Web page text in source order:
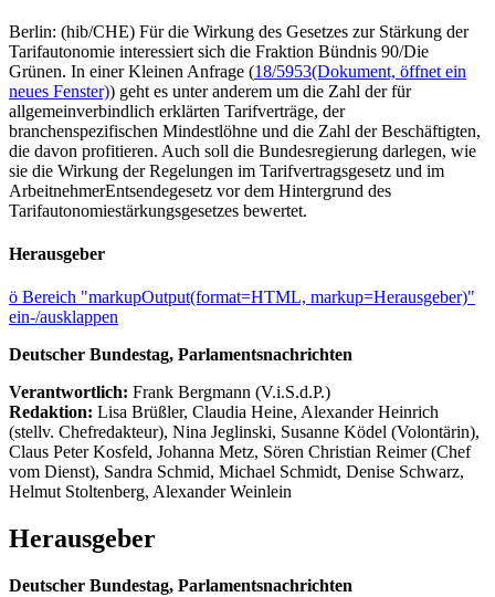
Berlin: (hib/CHE) Für die Wirkung des Gesetzes zur Stärkung der
Tarifautonomie interessiert sich die Fraktion Bündnis 90/Die
Grünen. In einer Kleinen Anfrage (18/5953(Dokument, öffnet ein
neues Fenster)) geht es unter anderem um die Zahl der für
allgemeinverbindlich erklärten Tarifverträge, der
branchenspezifischen Mindestlöhne und die Zahl der Beschäftigten,
die davon profitieren. Auch soll die Bundesregierung darlegen, wie
sie die Wirkung der Regelungen im Tarifvertragsgesetz und im
ArbeitnehmerEntsendegesetz vor dem Hintergrund des
Tarifautonomiestärkungsgesetzes bewertet.
Herausgeber
ö Bereich "markupOutput(format=HTML, markup=Herausgeber)"
ein-/ausklappen
Deutscher Bundestag, Parlamentsnachrichten
Verantwortlich: Frank Bergmann (V.i.S.d.P.)
Redaktion: Lisa Brüßler, Claudia Heine, Alexander Heinrich
(stellv. Chefredakteur), Nina Jeglinski, Susanne Ködel (Volontärin),
Claus Peter Kosfeld, Johanna Metz, Sören Christian Reimer (Chef
vom Dienst), Sandra Schmid, Michael Schmidt, Denise Schwarz,
Helmut Stoltenberg, Alexander Weinlein
Herausgeber
Deutscher Bundestag, Parlamentsnachrichten